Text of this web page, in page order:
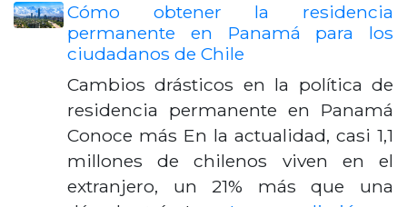
Cómo obtener la residencia
permanente en Panamá para los
ciudadanos de Chile
Cambios drásticos en la política de
residencia permanente en Panamá
Conoce más En la actualidad, casi 1,1
millones de chilenos viven en el
extranjero, un 21% más que una